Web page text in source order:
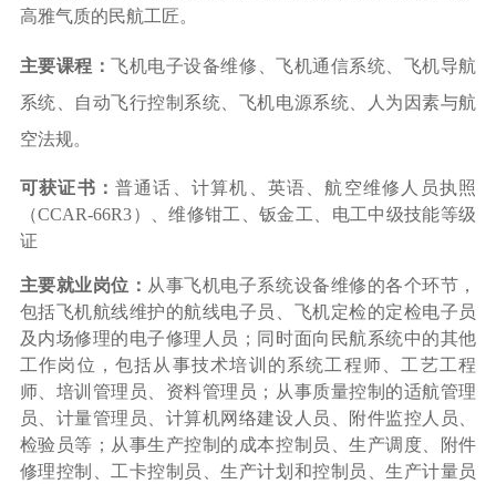
高雅气质的民航工匠。
主要课程：飞机电子设备维修、飞机通信系统、飞机导航
系统、自动飞行控制系统、飞机电源系统、人为因素与航
空法规。
可获证书：普通话、计算机、英语、航空维修人员执照
（CCAR-66R3）、维修钳工、钣金工、电工中级技能等级
证
主要就业岗位： 从事飞机电子系统设备维修的各个环节，
包括飞机航线维护的航线电子员、飞机定检的定检电子员
及内场修理的电子修理人员；同时面向民航系统中的其他
工作岗位，包括从事技术培训的系统工程师、工艺工程
师、培训管理员、资料管理员；从事质量控制的适航管理
员、计量管理员、计算机网络建设人员、附件监控人员、
检验员等；从事生产控制的成本控制员、生产调度、附件
修理控制、工卡控制员、生产计划和控制员、生产计量员